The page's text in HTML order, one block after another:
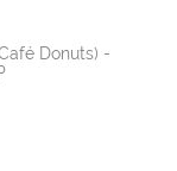
Donuts) -